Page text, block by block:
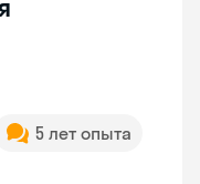
5 лет опыта